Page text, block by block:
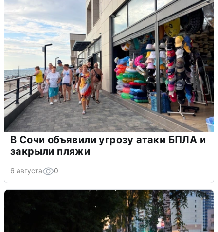
В Сочи объявили угрозу атаки БПЛА и
закрыли пляжи
6 августа 0